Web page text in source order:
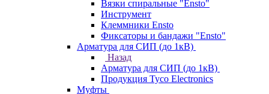
Вязки спиральные "Ensto"
Инструмент
Клеммники Ensto
Фиксаторы и бандажи "Ensto"
Арматура для СИП (до 1кВ)
Назад
Арматура для СИП (до 1кВ)
Продукция Tyco Electronics
Муфты